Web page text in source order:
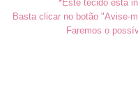
*Este tecido está
Basta clicar no botão "Avise-
Faremos o